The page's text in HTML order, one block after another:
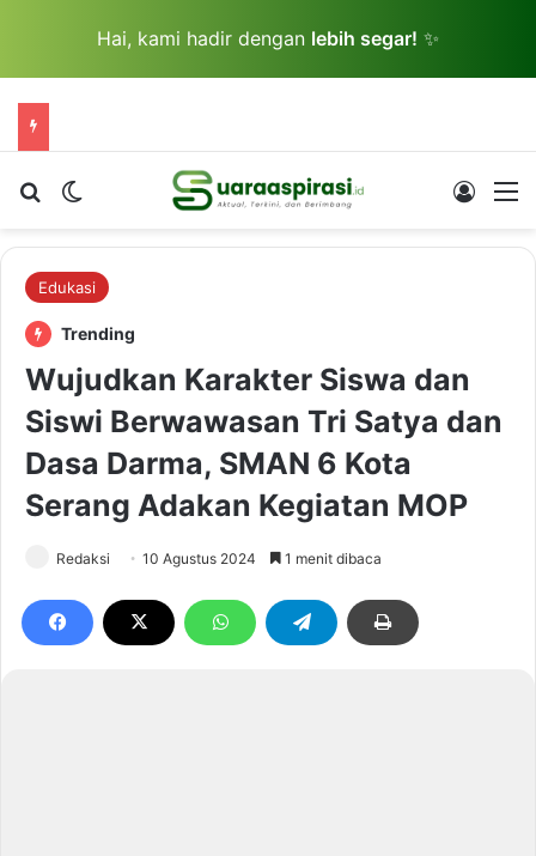
Hai, kami hadir dengan lebih segar! ✨
Cari berita...Switch skin Log In
Edukasi
Trending
Wujudkan Karakter Siswa dan
Siswi Berwawasan Tri Satya dan
Dasa Darma, SMAN 6 Kota
Serang Adakan Kegiatan MOP
Redaksi 10 Agustus 2024 1 menit dibaca